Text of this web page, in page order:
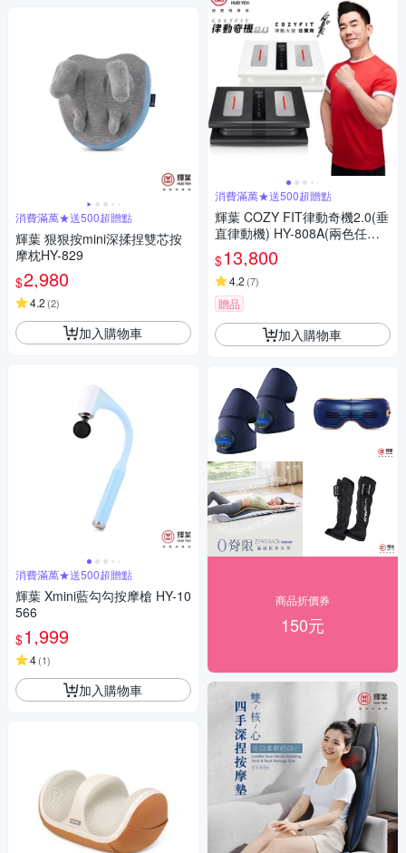
消費滿萬★送500超贈點
輝葉 狠狠按mini深揉捏雙芯按
摩枕HY-829
$2,980
4.2 (2)
加入購物車
消費滿萬★送500超贈點
輝葉 Xmini藍勾勾按摩槍 HY-10
566
$1,999
4(1)
加入購物車
消費滿萬★送500超贈點
輝葉 COZY FIT律動奇機2.0(垂
直律動機) HY-808A(兩色任選)
重力黑/引力白
$13,800
4.2 (7)
贈品
加入購物車
商品折價券
150元